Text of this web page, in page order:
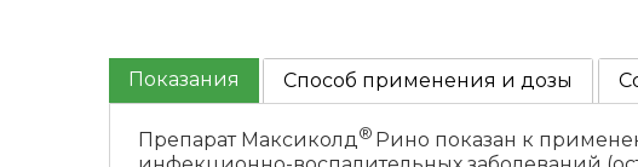
Показания Способ применения и дозы
Препарат Максиколд® Рино показан к